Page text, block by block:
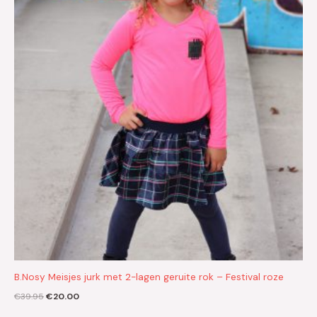
B.Nosy Meisjes jurk met 2-lagen geruite rok – Festival roze
€39.95€20.00